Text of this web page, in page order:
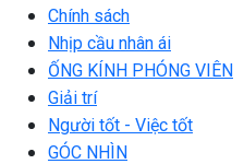
Chính sách
Nhịp cầu nhân ái
ỐNG KÍNH PHÓNG VIÊN
Giải trí
Người tốt - Việc tốt
GÓC NHÌN